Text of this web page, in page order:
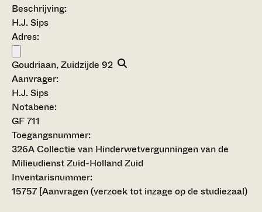
Beschrijving:
H.J. Sips
Adres:
Goudriaan, Zuidzijde 92
Aanvrager:
H.J. Sips
Notabene:
GF 711
Toegangsnummer:
326A Collectie van Hinderwetvergunningen van de
Milieudienst Zuid-Holland Zuid
Inventarisnummer:
15757 [Aanvragen (verzoek tot inzage op de studiezaal)